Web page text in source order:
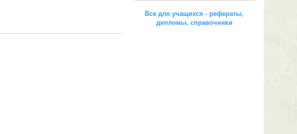
Все для учащихся - рефераты,
дипломы, справочники